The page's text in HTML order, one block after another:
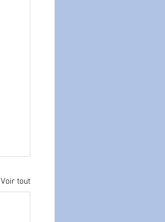
Voir tout